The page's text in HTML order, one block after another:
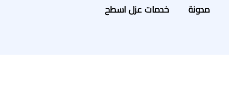
مدونة خدمات عزل اسطح